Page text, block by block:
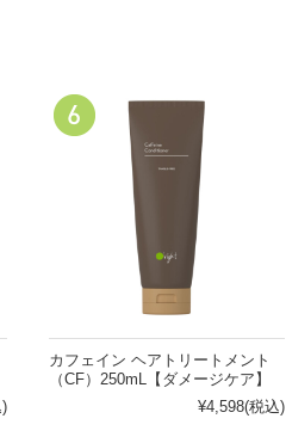
ローズ（GR）
ら探す
敏感肌
カフェイン ヘアトリートメント
（CF）250mL【ダメージケア】
¥4,598(税込)